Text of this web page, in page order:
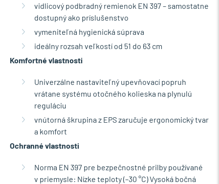
vidlicový podbradný remienok EN 397 – samostatne
dostupný ako príslušenstvo
vymeniteľná hygienická súprava
ideálny rozsah veľkostí od 51 do 63 cm
Komfortné vlastnosti
Univerzálne nastaviteľný upevňovací popruh
vrátane systému otočného kolieska na plynulú
reguláciu
vnútorná škrupina z EPS zaručuje ergonomický tvar
a komfort
Ochranné vlastnosti
Norma EN 397 pre bezpečnostné prilby používané
v priemysle: Nízke teploty (–30 °C) Vysoká bočná